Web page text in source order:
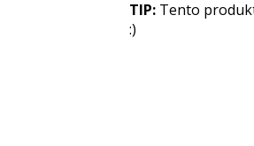
TIP: Tento
:)